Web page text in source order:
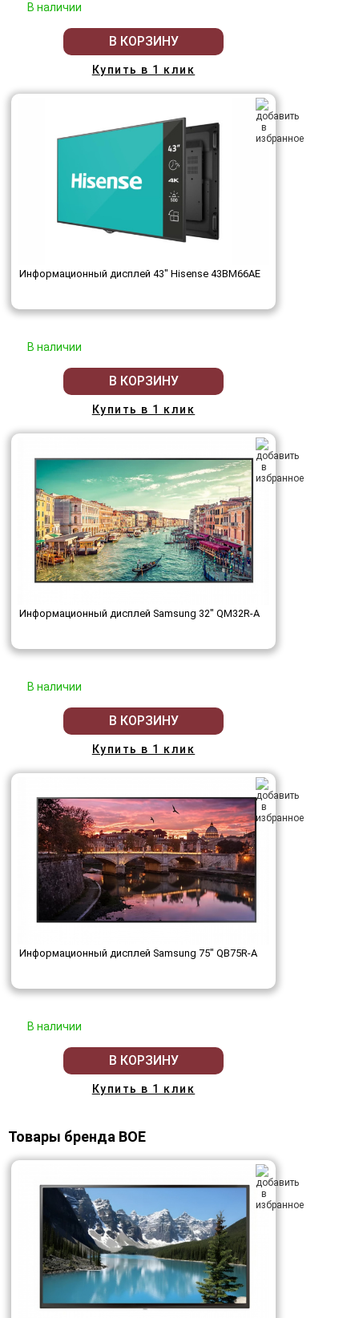
В наличии
В КОРЗИНУ
Купить в 1 клик
Информационный дисплей 43" Hisense 43BM66AE
В наличии
В КОРЗИНУ
Купить в 1 клик
Информационный дисплей Samsung 32" QM32R-A
В наличии
В КОРЗИНУ
Купить в 1 клик
Информационный дисплей Samsung 75" QB75R-A
В наличии
В КОРЗИНУ
Купить в 1 клик
Товары бренда BOE